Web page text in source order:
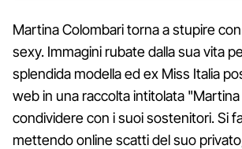
Martina Colombari torna a stupire
sexy. Immagini rubate dalla sua vita
splendida modella ed ex Miss Italia
web in una raccolta intitolata "Martina
condividere con i suoi sostenitori. Si
mettendo online scatti del suo